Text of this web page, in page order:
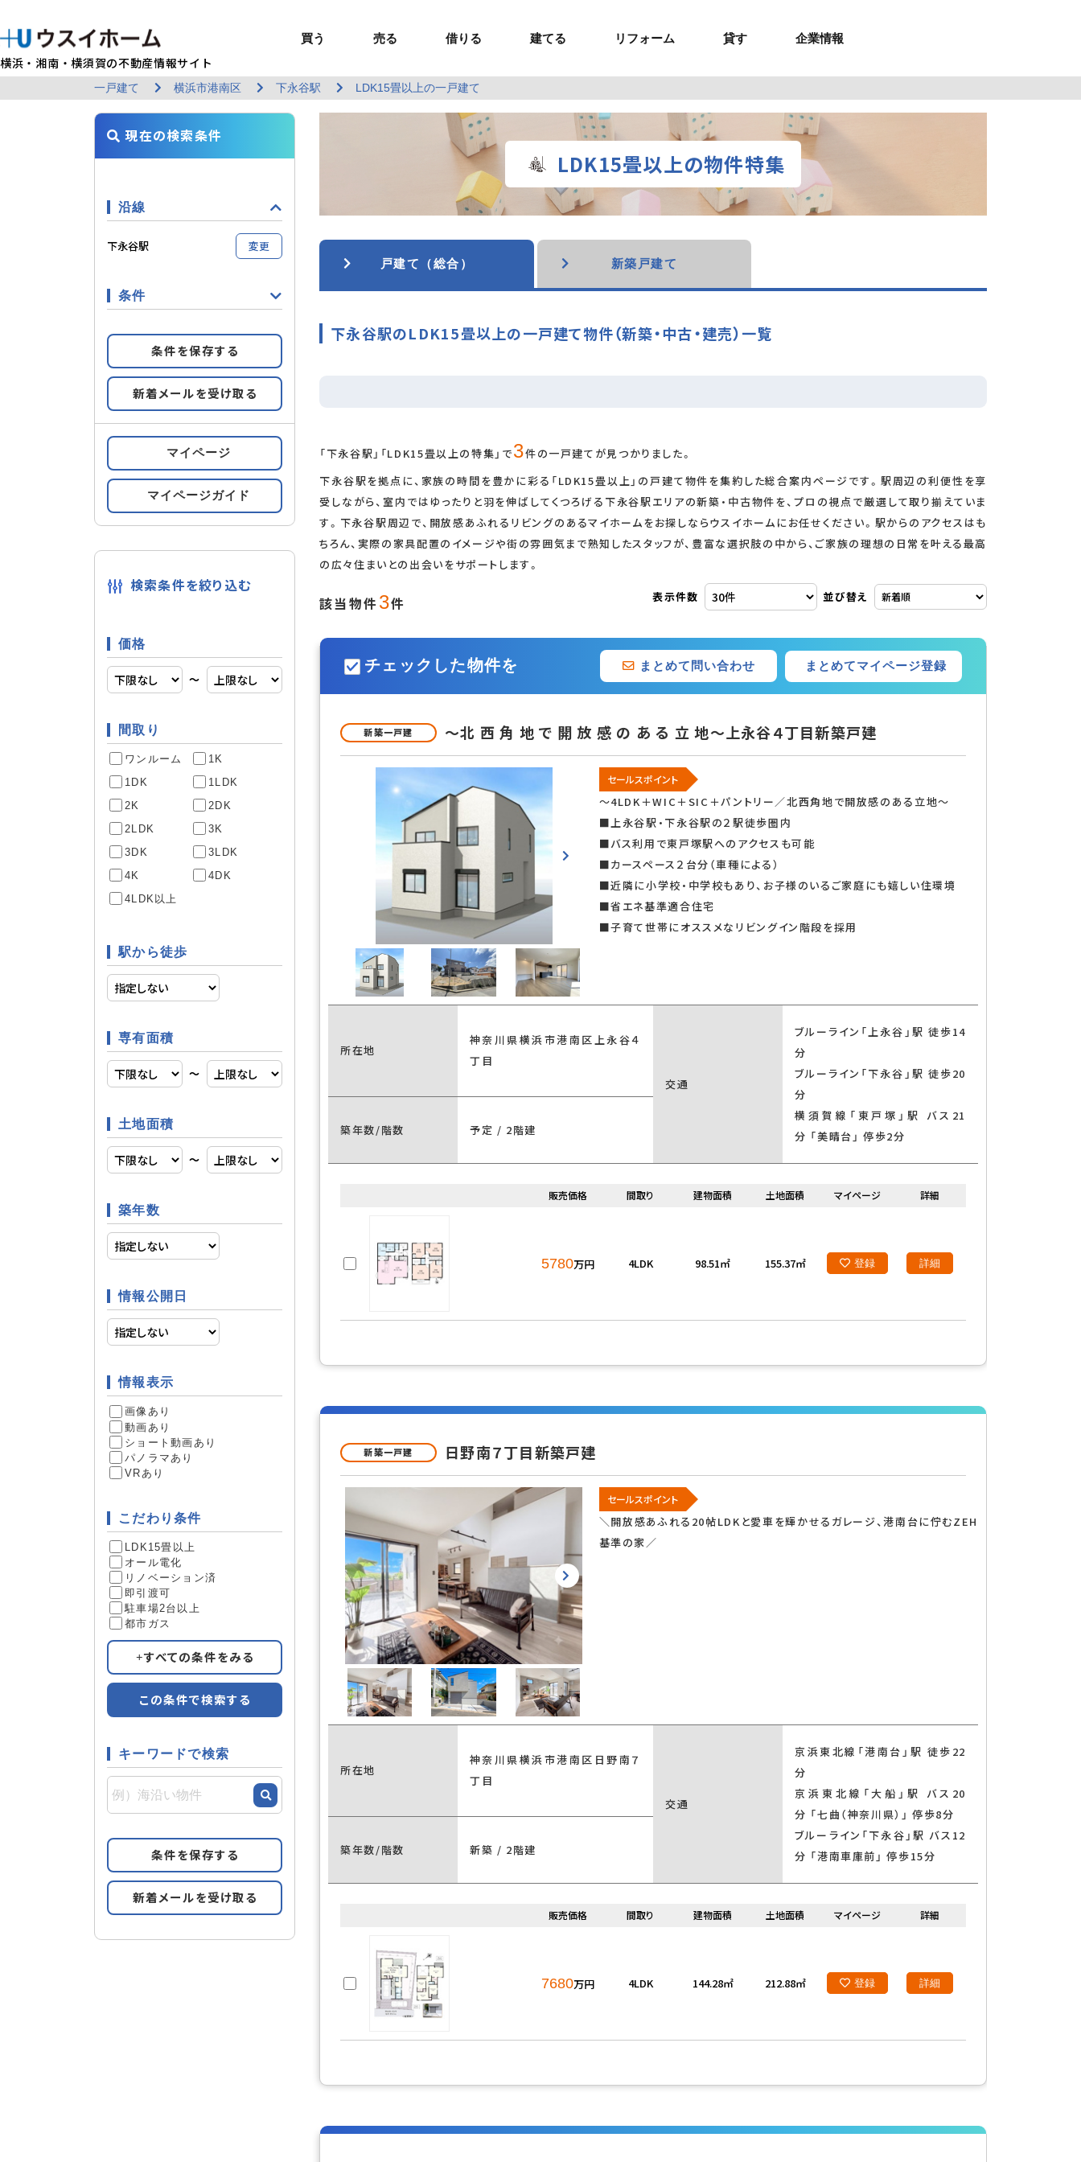
横浜・湘南・横須賀の不動産情報サイト
買う
BUY
買う 戸建て（総合）
新築戸建て
土地
マイページ
お問合せ
来店予約
売る
SELL
売る 売るTOP
建物状況調査
レントホーム
借りる
RENT
借りる 賃貸住宅TOP
エリアから探す
エリアから探す
マイページ
お問合せ
来店予約
建てる
U-CASA
建てる 建てるTOP
U-nifty（定額制注文住宅）
ウスイホームの家づくり
リフォーム
REFORM
リフォーム リフォームTOP
ウスイのリフォームの魅力
ショールーム
リフォームの流れ
無料お見積もり
資料請求
貸す
MANAGEMENT
貸す 貸すTOP
お悩み解決
セミナー・講座
オーナー様へ
お問い合わせ
メルマガ登録
セミナー申し込み
企業情報
COMPANY INFO
企業情報 企業情報TOP
店舗情報
一戸建て 横浜市港南区 下永谷駅 LDK15畳以上の一戸建て
LDK15畳以上の物件特集
戸建て（総合） 新築戸建て
下永谷駅のLDK15畳以上の一戸建て物件（新築・中古・建売）一覧
「下永谷駅」「LDK15畳以上の特集」で3件の一戸建てが見つかりました。
下永谷駅を拠点に、家族の時間を豊かに彩る「LDK15畳以上」の戸建て物件を集約した総合案内ページです。駅周辺の利便性を享
受しながら、室内ではゆったりと羽を伸ばしてくつろげる下永谷駅エリアの新築・中古物件を、プロの視点で厳選して取り揃えていま
す。下永谷駅周辺で、開放感あふれるリビングのあるマイホームをお探しならウスイホームにお任せください。駅からのアクセスはも
ちろん、実際の家具配置のイメージや街の雰囲気まで熟知したスタッフが、豊富な選択肢の中から、ご家族の理想の日常を叶える最高
の広々住まいとの出会いをサポートします。
該当物件 3件 表示件数 並び替え
現在の検索条件
沿線
下永谷駅 変更
条件
条件を保存する
新着メールを受け取る
マイページ
マイページガイド
検索条件を絞り込む
価格
〜
間取り
ワンルーム
1K
1DK
1LDK
2K
2DK
2LDK
3K
3DK
3LDK
4K
4DK
4LDK以上
駅から徒歩
専有面積
〜
土地面積
〜
築年数
情報公開日
情報表示
画像あり
動画あり
ショート動画あり
パノラマあり
VRあり
こだわり条件
LDK15畳以上
オール電化
リノベーション済
即引渡可
駐車場2台以上
都市ガス
すべての条件をみる
この条件で検索する
キーワードで検索
条件を保存する
新着メールを受け取る
すべての条件をみる
設備
複層ガラス
部屋構造 南向き LDK15畳以上
駐車場 駐車場2台以上
庭
システムキッチン 対面式キッチン アイランドキッチン
空調
収納
立地条件
条件
リフォーム
チェックした物件を まとめて問い合わせ まとめてマイページ登録
新築一戸建 ～北 西 角 地 で 開 放 感 の あ る 立 地～上永谷４丁目新築戸建
セールスポイント
～4LDK＋WIC＋SIC＋パントリー／北西角地で開放感のある立地～
■上永谷駅・下永谷駅の２駅徒歩圏内
■バス利用で東戸塚駅へのアクセスも可能
■カースペース２台分（車種による）
■近隣に小学校・中学校もあり、お子様のいるご家庭にも嬉しい住環境
■省エネ基準適合住宅
■子育て世帯にオススメなリビングイン階段を採用
所在地
神奈川県横浜市港南区上永谷４
丁目
交通
ブルーライン「上永谷」駅 徒歩14
分
ブルーライン「下永谷」駅 徒歩20
分
横須賀線「東戸塚」駅 バス21
分 「美晴台」 停歩2分
築年数/階数 予定 / 2階建
販売価格 間取り 建物面積 土地面積 マイページ 詳細
5780万円 4LDK 98.51㎡ 155.37㎡ 登録 詳細
新築一戸建 日野南７丁目新築戸建
セールスポイント
＼開放感あふれる20帖LDKと愛車を輝かせるガレージ、港南台に佇むZEH
基準の家／
所在地
神奈川県横浜市港南区日野南７
丁目
交通
京浜東北線「港南台」駅 徒歩22
分
京浜東北線「大船」駅 バス20
分 「七曲（神奈川県）」 停歩8分
ブルーライン「下永谷」駅 バス12
分 「港南車庫前」 停歩15分
築年数/階数 新築 / 2階建
販売価格 間取り 建物面積 土地面積 マイページ 詳細
7680万円 4LDK 144.28㎡ 212.88㎡ 登録 詳細